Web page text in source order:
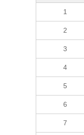
1
2
3
4
5
6
7